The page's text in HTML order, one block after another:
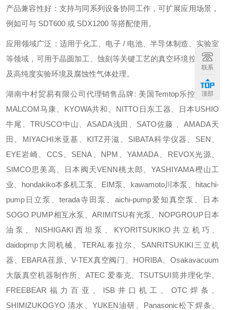
产品兼容性好：支持与同系列设备协同工作，可扩展应用场景，
例如可与 SDT600 或 SDX1200 等搭配使用。
应用领域广泛：适用于化工、电子 / 电池、半导体制造、实验室
等领域，可用于晶圆加工、蚀刻等关键工艺的真空环境控制，以
及高纯度实验环境及腐蚀性气体处理。
湖南中村贸易有限公司代理销售品牌: 美国Temtop乐控、日本
MALCOM马康、KYOWA共和、NITTO日东工器、日本USHIO
牛尾、TRUSCO中山、ASADA浅田、SATO佐藤 、AMADA天
田、MIYACHI米亚基、KITZ开滋、SIBATA科学仪器、SEN、
EYE岩崎、CCS、SENA、NPM、YAMADA、REVOX光源、
SIMCO思美高、日本阀天VENN桃太郎、YASHIYAMA樫山工
业、hondakiko本多机工泵、EIM泵、kawamoto川本泵、hitachi-
pump日立泵、terada寺田泵、aichi-pump爱知真空泵、日本
SOGO PUMP相互水泵、ARIMITSU有光泵、NOPGROUP日本
油泵、NISHIGAKI西坦泵、KYORITSUKIKO共立机巧、
daidopmp大同机械、TERAL泰拉尔、SANRITSUKIKI三立机
器、EBARA荏原、V-TEX真空阀门、HORIBA、Osakavacuum
大阪真空机器制作所、ATEC 爱泰克、TSUTSUI筒井理化学、
FREEBEAR福力百亚、ISB井口机工、OTC焊条、
SHIMIZUKOGYO 清水、YUKEN油研、Panasonic松下焊条、
联系
顶部